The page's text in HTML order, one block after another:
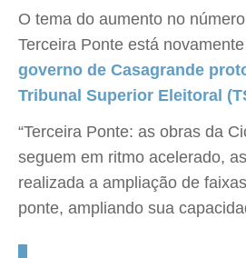
O tema do aumento no
Terceira Ponte está novamente
governo de Casagrande
Tribunal Superior Eleitoral
“Terceira Ponte: as obras da
seguem em ritmo acelerado,
realizada a ampliação de
ponte, ampliando sua